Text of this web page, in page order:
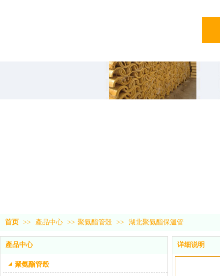
首页 >> 產品中心 >> 聚氨酯管殼 >> 湖北聚氨酯保溫管
產品中心
聚氨酯管殼
详细说明